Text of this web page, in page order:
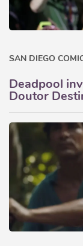
SAN DIEGO
Deadpool
Doutor